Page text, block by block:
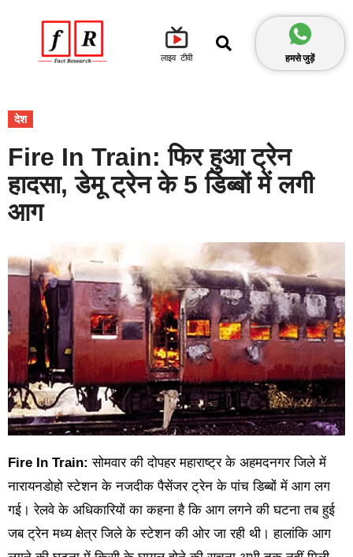
लाइव टीवी हमसे जुड़ें
देश
Fire In Train: फिर हुआ ट्रेन
हादसा, डेमू ट्रेन के 5 डिब्बों में लगी
आग
Fire In Train:सोमवार की दोपहर महाराष्ट्र के अहमदनगर जिले में
नारायनडोहो स्टेशन के नजदीक पैसेंजर ट्रेन के पांच डिब्बों में आग लग
गई। रेलवे के अधिकारियों का कहना है कि आग लगने की घटना तब हुई
जब ट्रेन मध्य क्षेत्र जिले के स्टेशन की ओर जा रही थी। हालांकि आग